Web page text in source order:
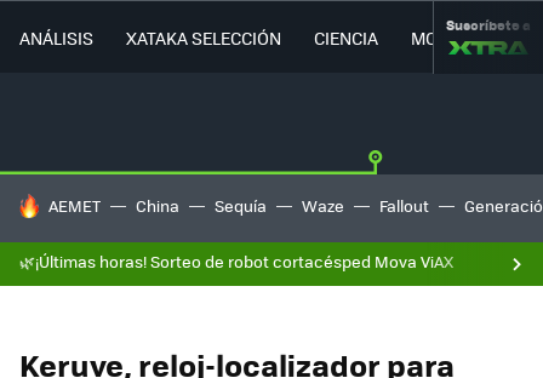
ANÁLISIS XATAKA SELECCIÓN CIENCIA MOVILIDAD
Suscríbete a
HOY SE HABLA DE
AEMET China Sequía Waze Fallout
🌿¡Últimas horas! Sorteo de robot cortacésped Mova ViAX
Keruve, reloj-localizador para